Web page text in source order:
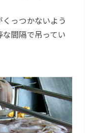
っつかないよう
間隔で吊ってい